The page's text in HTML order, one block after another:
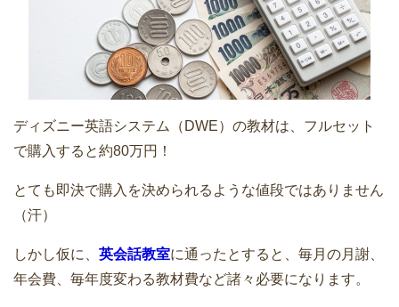
ディズニー英語システム（DWE）の教材は、フルセット
で購入すると約80万円！
とても即決で購入を決められるような値段ではありません
（汗）
しかし仮に、 英会話教室に通ったとすると、毎月の月謝、
年会費、毎年度変わる教材費など諸々必要になります。